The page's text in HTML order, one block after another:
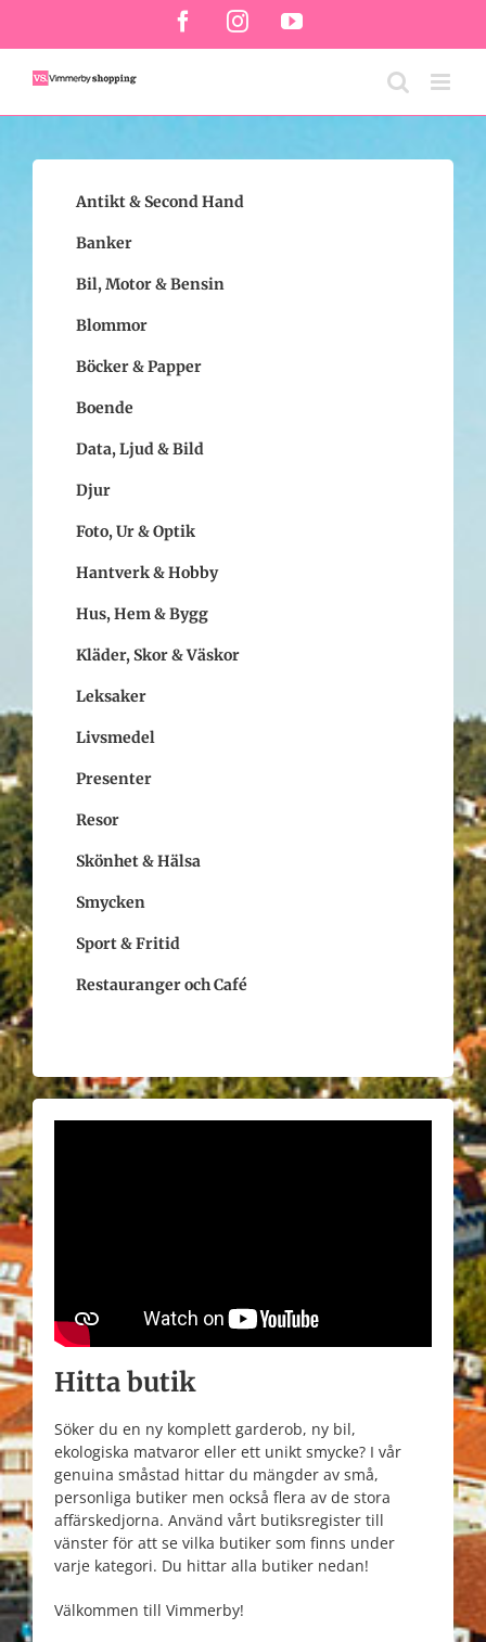
innehållet
FacebookInstagramYouTube
Antikt & Second Hand
Banker
Bil, Motor & Bensin
Blommor
Böcker & Papper
Boende
Data, Ljud & Bild
Djur
Foto, Ur & Optik
Hantverk & Hobby
Hus, Hem & Bygg
Kläder, Skor & Väskor
Leksaker
Livsmedel
Presenter
Resor
Skönhet & Hälsa
Smycken
Sport & Fritid
Restauranger och Café
Hitta butik
Söker du en ny komplett garderob, ny bil,
ekologiska matvaror eller ett unikt smycke? I vår
genuina småstad hittar du mängder av små,
personliga butiker men också flera av de stora
affärskedjorna. Använd vårt butiksregister till
vänster för att se vilka butiker som finns under
varje kategori. Du hittar alla butiker nedan!
Välkommen till Vimmerby!